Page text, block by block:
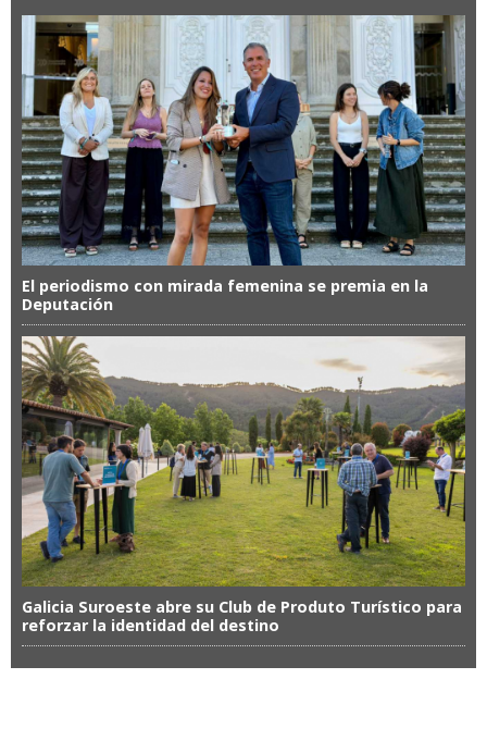
El periodismo con mirada femenina se premia en la
Deputación
Galicia Suroeste abre su Club de Produto Turístico para
reforzar la identidad del destino